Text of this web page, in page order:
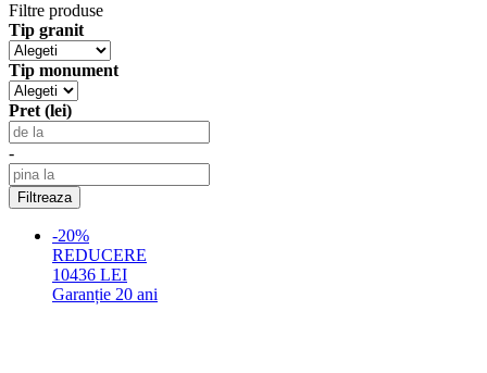
Filtre produse
Tip granit
Tip monument
Pret (lei)
-
-20%
REDUCERE
10436 LEI
Garanție 20 ani